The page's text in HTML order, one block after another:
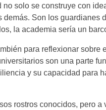
solo se construye con
Son los guardianes
la academia sería un
para reflexionar
son una parte
y su capacidad para
rostros conocidos, pero